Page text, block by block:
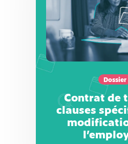
Dossier
Contrat de
clauses
Dossier
Contrat
clauses
Comment
spécifiques du contrat
employeur peut-il
travail en cours
salarié ? Nous
prévoit la loi ! Mis à